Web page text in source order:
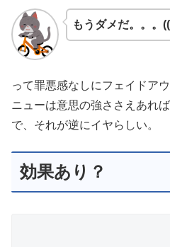
もうダメだ。。。
って罪悪感なしにフェイドア
ニューは意思の強ささえあれ
で、それが逆にイヤらしい。
効果あり？